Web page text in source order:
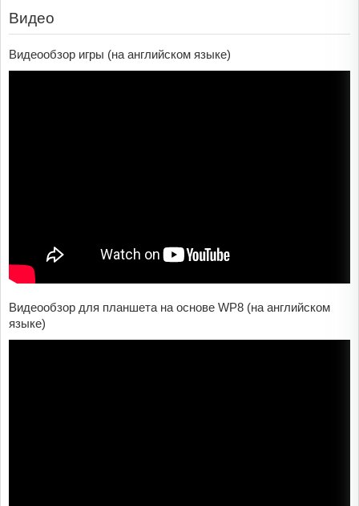
Видео
Видеообзор игры (на английском языке)
Видеообзор для планшета на основе WP8 (на английском
языке)